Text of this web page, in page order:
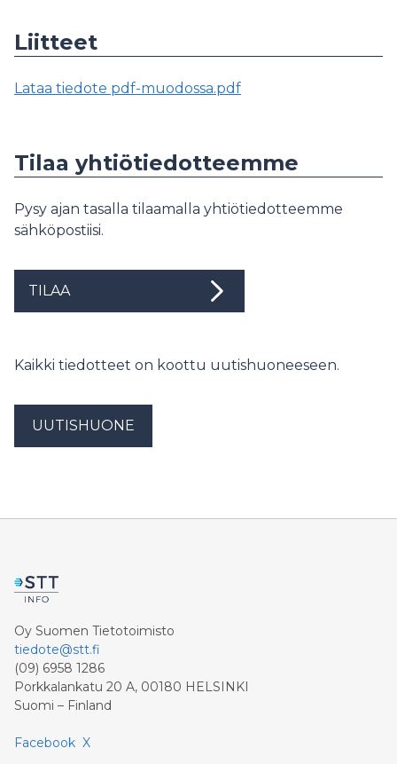
Liitteet
Lataa tiedote pdf-muodossa.pdf
Tilaa yhtiötiedotteemme
Pysy ajan tasalla tilaamalla yhtiötiedotteemme
sähköpostiisi.
TILAA
Kaikki tiedotteet on koottu uutishuoneeseen.
UUTISHUONE
Oy Suomen Tietotoimisto
tiedote@stt.fi
(09) 6958 1286
Porkkalankatu 20 A, 00180 HELSINKI
Suomi – Finland
Facebook X